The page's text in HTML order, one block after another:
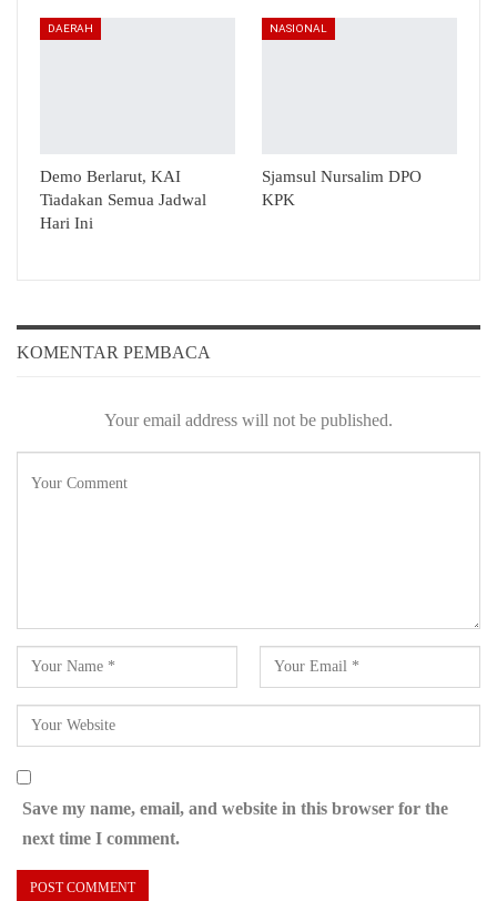
DAERAH
Demo Berlarut, KAI
Tiadakan Semua Jadwal
Hari Ini
NASIONAL
Sjamsul Nursalim DPO
KPK
KOMENTAR PEMBACA
Your email address will not be published.
Save my name, email, and website in this browser for the
next time I comment.